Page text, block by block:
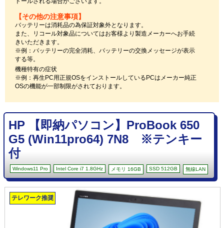
【その他の注意事項】
バッテリーは消耗品の為保証対象外となります。
また、リコール対象品についてはお客様より製造メーカーへお手続
きいただきます。
※例：バッテリーの完全消耗、バッテリーの交換メッセージが表示
する等。
機種特有の症状
※例：再生PC用正規OSをインストールしているPCはメーカー純正
OSの機能が一部制限がされております。
HP 【即納パソコン】ProBook 650
G5 (Win11pro64) 7N8 ※テンキー
付
Windows11 Pro Intel Core i7 1.8GHz メモリ 16GB SSD 512GB 無線LAN
テレワーク推奨